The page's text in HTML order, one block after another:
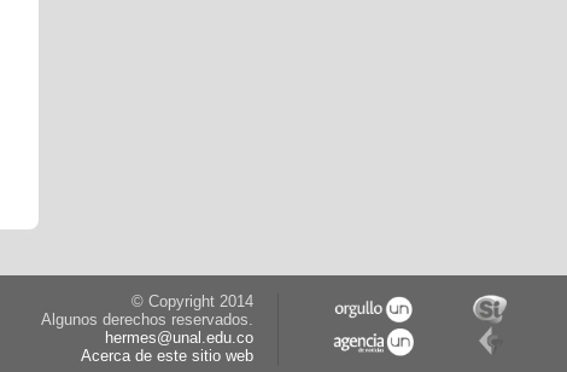
© Copyright 2014
Algunos derechos reservados.
hermes@unal.edu.co
Acerca de este sitio web